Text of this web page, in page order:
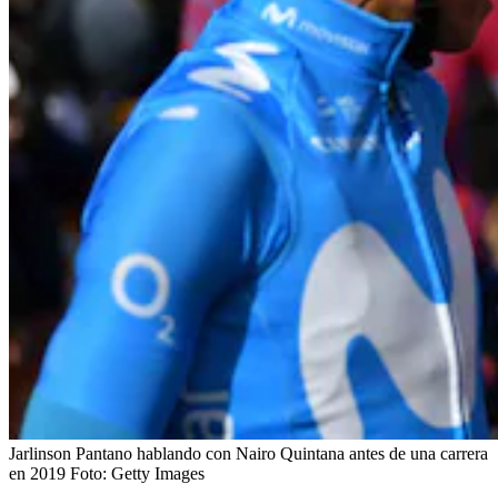
Jarlinson Pantano hablando con Nairo Quintana antes de una carrera
en 2019 Foto: Getty Images